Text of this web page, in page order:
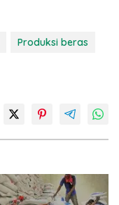
Produksi beras